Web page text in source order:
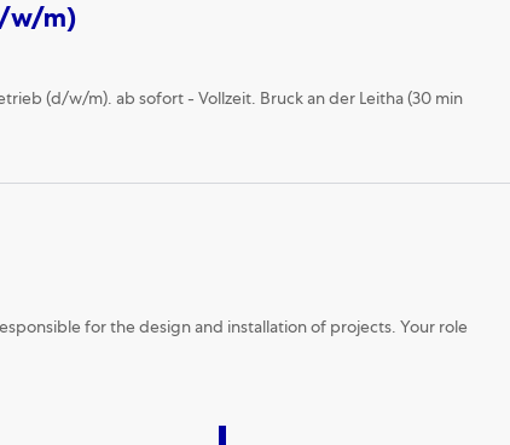
w/m)
(d/w/m). ab sofort - Vollzeit. Bruck an der Leitha (30 min
for the design and installation of projects. Your role